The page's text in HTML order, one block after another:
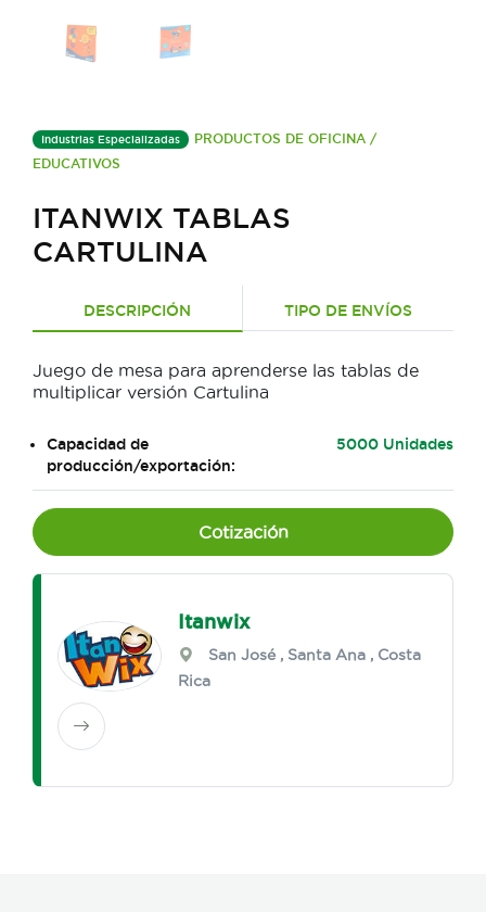
Industrias Especializadas
PRODUCTOS DE OFICINA /
EDUCATIVOS
ITANWIX TABLAS
CARTULINA
DESCRIPCIÓN TIPO DE ENVÍOS
Juego de mesa para aprenderse las tablas de
multiplicar versión Cartulina
Capacidad de
producción/exportación:
5000 Unidades
Cotización
Itanwix
San José , Santa Ana , Costa
Rica